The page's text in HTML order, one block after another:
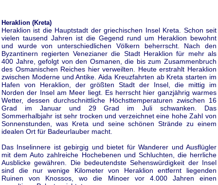
Heraklion (Kreta)
Heraklion ist die Hauptstadt der griechischen Insel Kreta. Schon seit
vielen tausend Jahren ist die Gegend rund um Heraklion bewohnt
und wurde von unterschiedlichen Völkern beherrscht. Nach den
Byzantinern regierten Venezianer die Stadt Heraklion für mehr als
400 Jahre, gefolgt von den Osmanen, die bis zum Zusammenbruch
des Osmanischen Reiches hier verweilten. Heute erstrahlt Heraklion
zwischen Moderne und Antike. Aida Kreuzfahrten ab Kreta starten im
Hafen von Heraklion, der größten Stadt der Insel, die mittig im
Norden der Insel am Meer liegt. Es herrscht hier ganzjährig warmes
Wetter, dessen durchschnittliche Höchsttemperaturen zwischen 16
Grad im Januar und 29 Grad im Juli schwanken. Das
Sommerhalbjahr ist sehr trocken und verzeichnet eine hohe Zahl von
Sonnenstunden, was Kreta und seine schönen Strände zu einem
idealen Ort für Badeurlauber macht.
Das Inselinnere ist gebirgig und bietet für Wanderer und Ausflügler
mit dem Auto zahlreiche Hochebenen und Schluchten, die herrliche
Ausblicke gewähren. Die bedeutendste Sehenswürdigkeit der Insel
sind die nur wenige Kilometer von Heraklion entfernt liegenden
Ruinen von Knossos, wo die Minoer vor 4.000 Jahren einen